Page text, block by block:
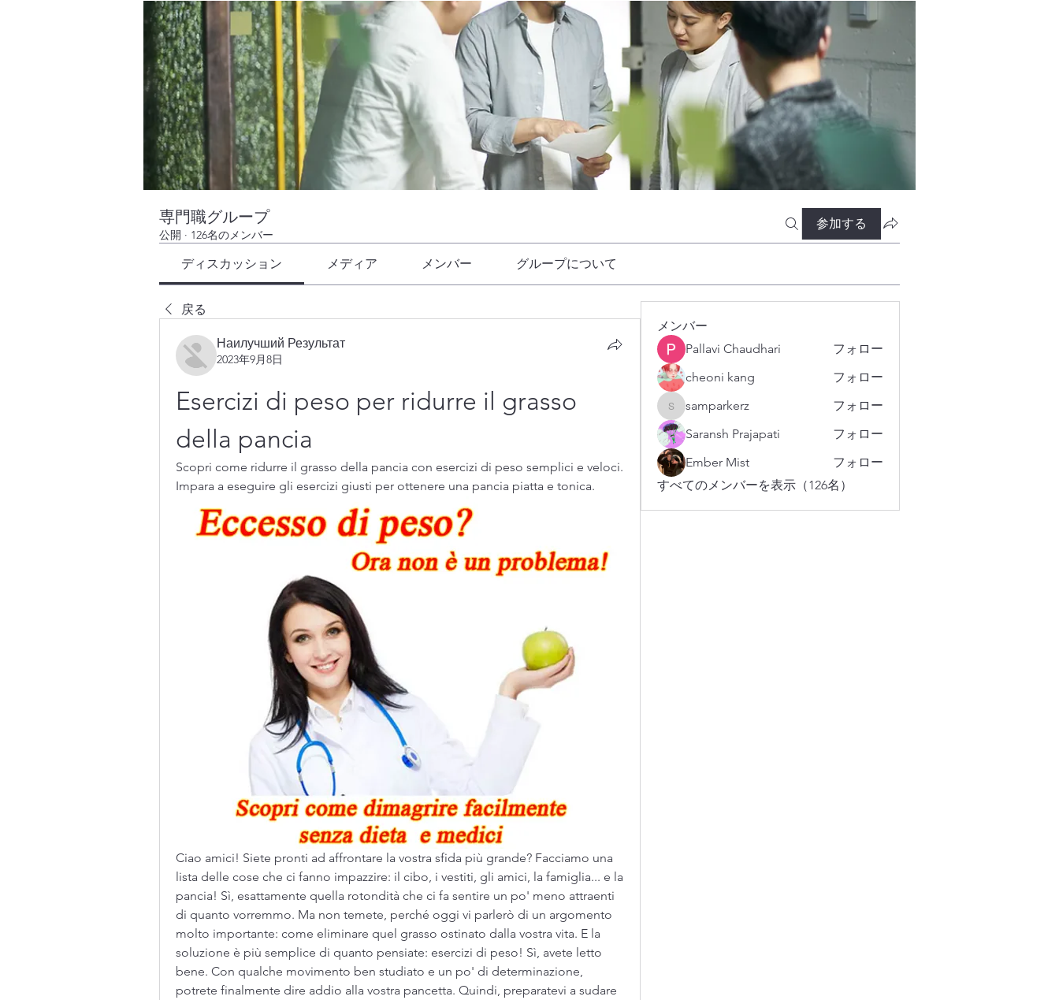
専門職グループ
公開 · 126名のメンバー
参加する
ディスカッション メディア メンバー グループについて
戻る
Наилучший Результат
2023年9月8日
Esercizi di peso per ridurre il grasso
della pancia
Scopri come ridurre il grasso della pancia con esercizi di peso semplici e veloci.
Impara a eseguire gli esercizi giusti per ottenere una pancia piatta e tonica.
Ciao amici! Siete pronti ad affrontare la vostra sfida più grande? Facciamo una
lista delle cose che ci fanno impazzire: il cibo, i vestiti, gli amici, la famiglia... e la
pancia! Sì, esattamente quella rotondità che ci fa sentire un po' meno attraenti
di quanto vorremmo. Ma non temete, perché oggi vi parlerò di un argomento
molto importante: come eliminare quel grasso ostinato dalla vostra vita. E la
soluzione è più semplice di quanto pensiate: esercizi di peso! Sì, avete letto
bene. Con qualche movimento ben studiato e un po' di determinazione,
potrete finalmente dire addio alla vostra pancetta. Quindi, preparatevi a sudare
メンバー
Pallavi Chaudhari
フォロー
cheoni kang
フォロー
samparkerz
samparkerz
フォロー
Saransh Prajapati
フォロー
Ember Mist
フォロー
すべてのメンバーを表示（126名）